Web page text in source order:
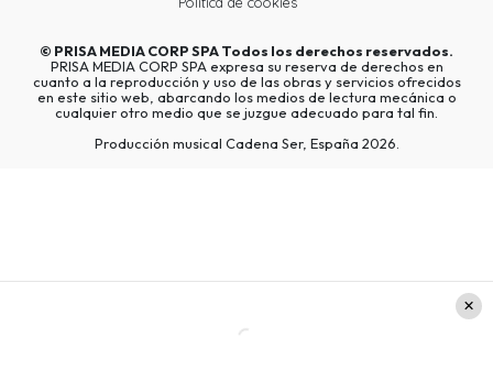
© PRISA MEDIA CORP SPATodos los derechos reservados.
PRISA MEDIA CORP SPA expresa su reserva de derechos en
cuanto a la reproducción y uso de las obras y servicios ofrecidos
en este sitio web, abarcando los medios de lectura mecánica o
cualquier otro medio que se juzgue adecuado para tal fin.
Producción musical Cadena Ser, España 2026.